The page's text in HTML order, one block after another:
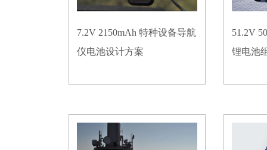
7.2V 2150mAh 特种设备导航
仪电池设计方案
51.2V
锂电池